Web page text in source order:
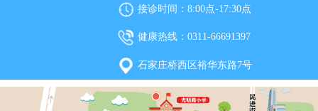
接诊时间：8:00点-17:30点
健康热线：0311-66691397
石家庄桥西区裕华东路7号